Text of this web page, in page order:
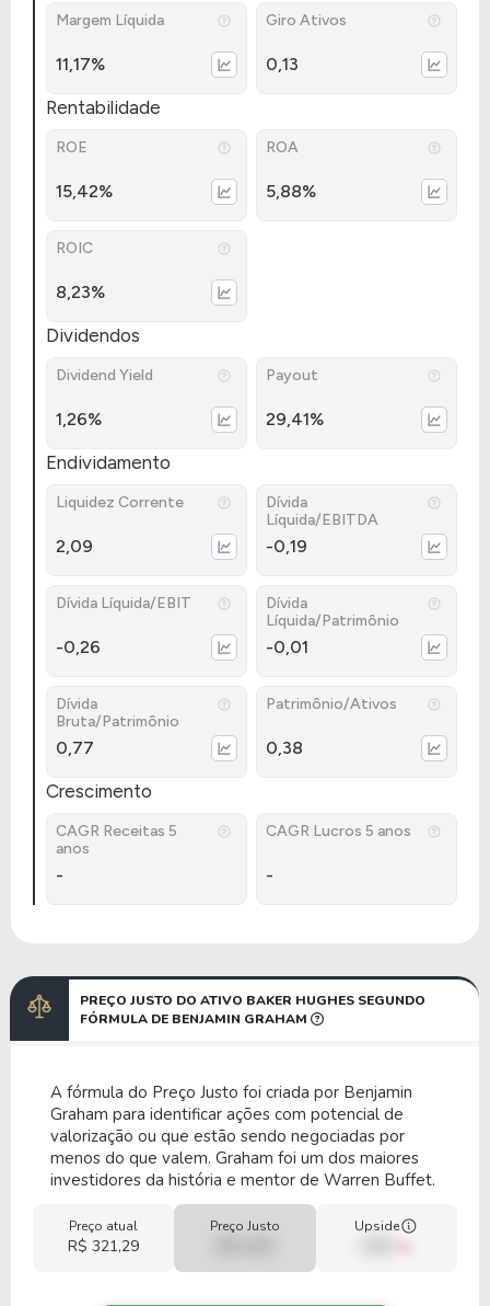
Margem Líquida
11,17%
Giro Ativos
0,13
Rentabilidade
ROE
15,42%
ROA
5,88%
ROIC
8,23%
Dividendos
Dividend Yield
1,26%
Payout
29,41%
Endividamento
Liquidez Corrente
2,09
Dívida
Líquida/EBITDA
-0,19
Dívida Líquida/EBIT
-0,26
Dívida
Líquida/Patrimônio
-0,01
Dívida
Bruta/Patrimônio
0,77
Patrimônio/Ativos
0,38
Crescimento
CAGR Receitas 5
anos
-
CAGR Lucros 5 anos
-
PREÇO JUSTO DO ATIVO BAKER HUGHES SEGUNDO
FÓRMULA DE BENJAMIN GRAHAM
A fórmula do Preço Justo foi criada por Benjamin
Graham para identificar ações com potencial de
valorização ou que estão sendo negociadas por
menos do que valem. Graham foi um dos maiores
investidores da história e mentor de Warren Buffet.
Preço atual
R$ 321,29
Preço Justo Upside